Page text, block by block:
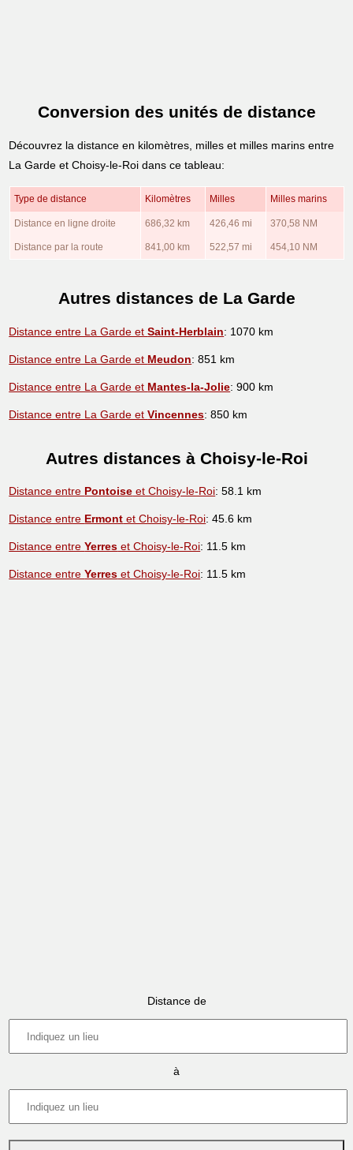
Conversion des unités de distance
Découvrez la distance en kilomètres, milles et milles marins entre
La Garde et Choisy-le-Roi dans ce tableau:
Type de distance Kilomètres Milles Milles marins
Distance en ligne droite 686,32 km 426,46 mi 370,58 NM
Distance par la route 841,00 km 522,57 mi 454,10 NM
Autres distances de La Garde
Distance entre La Garde etSaint-Herblain: 1070 km
Distance entre La Garde et Meudon: 851 km
Distance entre La Garde et Mantes-la-Jolie: 900 km
Distance entre La Garde etVincennes: 850 km
Autres distances à Choisy-le-Roi
Distance entre Pontoise et Choisy-le-Roi: 58.1 km
Distance entre Ermont et Choisy-le-Roi: 45.6 km
Distance entreYerres et Choisy-le-Roi: 11.5 km
Distance entreYerres et Choisy-le-Roi: 11.5 km
Distance de
à